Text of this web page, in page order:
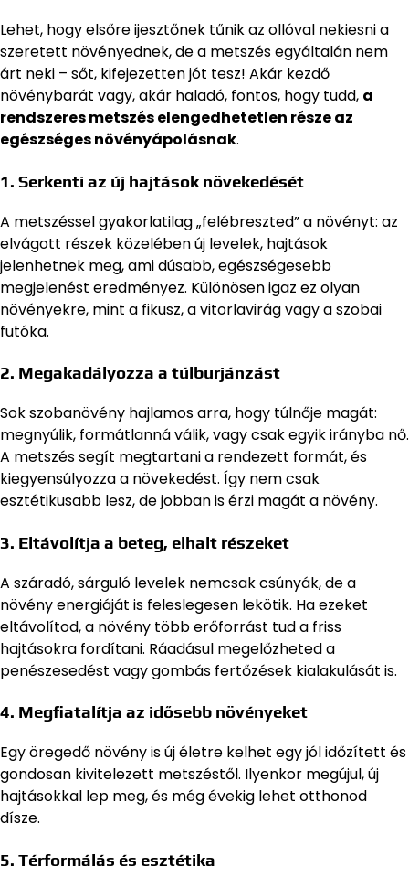
Lehet, hogy elsőre ijesztőnek tűnik az ollóval nekiesni a
szeretett növényednek, de a metszés egyáltalán nem
árt neki – sőt, kifejezetten jót tesz! Akár kezdő
növénybarát vagy, akár haladó, fontos, hogy tudd, a
rendszeres metszés elengedhetetlen része az
egészséges növényápolásnak.
1. Serkenti az új hajtások növekedését
A metszéssel gyakorlatilag „felébreszted” a növényt: az
elvágott részek közelében új levelek, hajtások
jelenhetnek meg, ami dúsabb, egészségesebb
megjelenést eredményez. Különösen igaz ez olyan
növényekre, mint a fikusz, a vitorlavirág vagy a szobai
futóka.
2. Megakadályozza a túlburjánzást
Sok szobanövény hajlamos arra, hogy túlnője magát:
megnyúlik, formátlanná válik, vagy csak egyik irányba nő.
A metszés segít megtartani a rendezett formát, és
kiegyensúlyozza a növekedést. Így nem csak
esztétikusabb lesz, de jobban is érzi magát a növény.
3. Eltávolítja a beteg, elhalt részeket
A száradó, sárguló levelek nemcsak csúnyák, de a
növény energiáját is feleslegesen lekötik. Ha ezeket
eltávolítod, a növény több erőforrást tud a friss
hajtásokra fordítani. Ráadásul megelőzheted a
penészesedést vagy gombás fertőzések kialakulását is.
4. Megfiatalítja az idősebb növényeket
Egy öregedő növény is új életre kelhet egy jól időzített és
gondosan kivitelezett metszéstől. Ilyenkor megújul, új
hajtásokkal lep meg, és még évekig lehet otthonod
dísze.
5. Térformálás és esztétika